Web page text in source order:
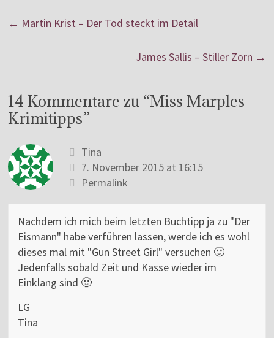
← Martin Krist – Der Tod steckt im Detail
James Sallis – Stiller Zorn →
14 Kommentare zu “Miss Marples
Krimitipps”
Tina
7. November 2015 at 16:15
Permalink
Nachdem ich mich beim letzten Buchtipp ja zu "Der
Eismann" habe verführen lassen, werde ich es wohl
dieses mal mit "Gun Street Girl" versuchen 🙂
Jedenfalls sobald Zeit und Kasse wieder im
Einklang sind 🙂
LG
Tina